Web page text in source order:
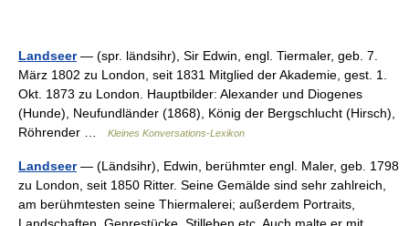
Landseer— (spr. ländsihr), Sir Edwin, engl. Tiermaler, geb. 7.
März 1802 zu London, seit 1831 Mitglied der Akademie, gest. 1.
Okt. 1873 zu London. Hauptbilder: Alexander und Diogenes
(Hunde), Neufundländer (1868), König der Bergschlucht (Hirsch),
Röhrender …
Kleines Konversations-Lexikon
Landseer— (Ländsihr), Edwin, berühmter engl. Maler, geb. 1798
zu London, seit 1850 Ritter. Seine Gemälde sind sehr zahlreich,
am berühmtesten seine Thiermalerei; außerdem Portraits,